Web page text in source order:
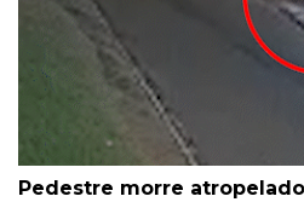
Pedestre morre